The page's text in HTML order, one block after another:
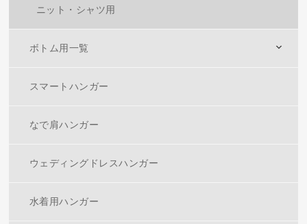
ニット・シャツ用
ボトム用一覧
スマートハンガー
なで肩ハンガー
ウェディングドレスハンガー
水着用ハンガー